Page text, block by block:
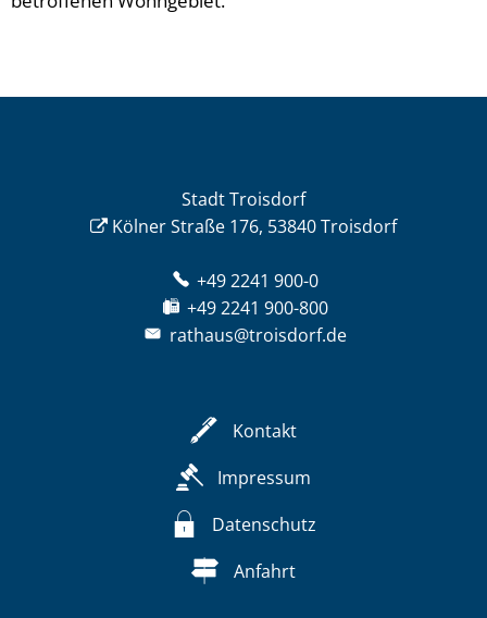
Stadt Troisdorf
Kölner Straße 176, 53840 Troisdorf
+49 2241 900-0
+49 2241 900-800
rathaus@troisdorf.de
Kontakt
Impressum
Datenschutz
Anfahrt